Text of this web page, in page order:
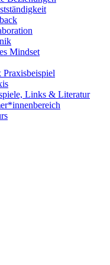
Mindset
Links & Literatur